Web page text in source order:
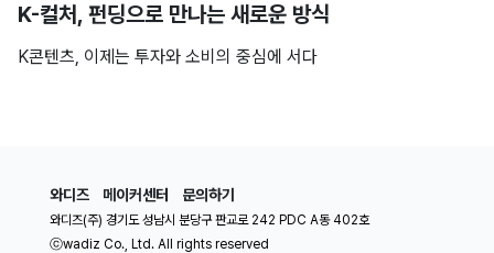
K-컬처, 펀딩으로 만나는 새로운 방식
K콘텐츠, 이제는 투자와 소비의 중심에 서다
와디즈 메이커센터 문의하기
와디즈(주) 경기도 성남시 분당구 판교로 242 PDC A동 402호
ⓒwadiz Co., Ltd. All rights reserved